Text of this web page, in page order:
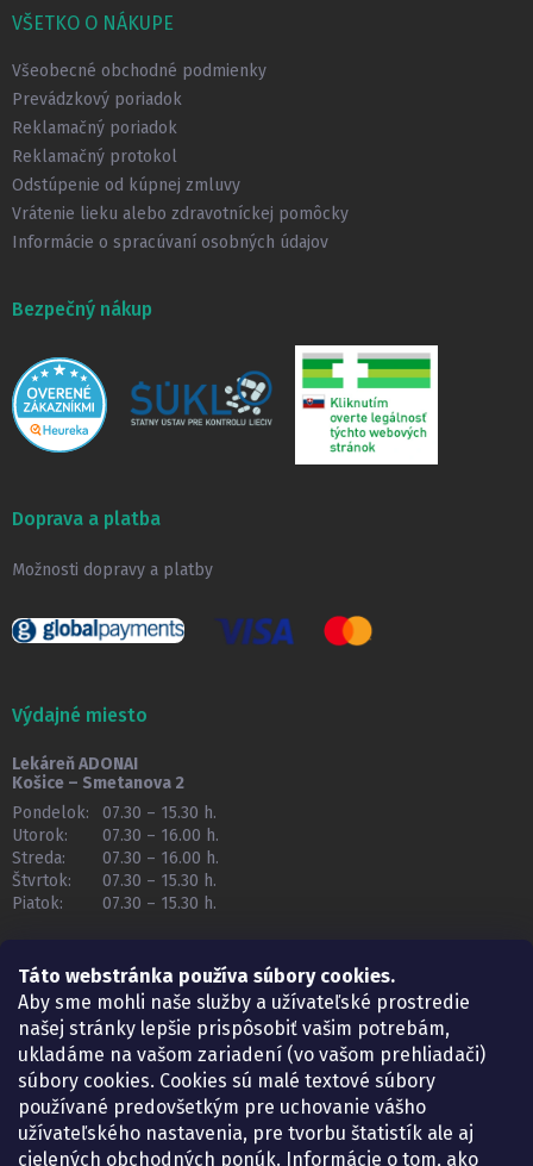
Táto webstránka používa súbory cookies.
Aby sme mohli naše služby a užívateľské prostredie
našej stránky lepšie prispôsobiť vašim potrebám,
ukladáme na vašom zariadení (vo vašom prehliadači)
súbory cookies. Cookies sú malé textové súbory
používané predovšetkým pre uchovanie vášho
užívateľského nastavenia, pre tvorbu štatistík ale aj
cielených obchodných ponúk. Informácie o tom, ako
pVŠETKO O NÁKUPE
Všeobecné obchodné podmienky
Prevádzkový poriadok
Reklamačný poriadok
Reklamačný protokol
Odstúpenie od kúpnej zmluvy
Vrátenie lieku alebo zdravotníckej pomôcky
Informácie o spracúvaní osobných údajov
Bezpečný nákup
Doprava a platba
Možnosti dopravy a platby
Výdajné miesto
Lekáreň ADONAI
Košice – Smetanova 2
Pondelok:
07.30 – 15.30 h.
Utorok:
07.30 – 16.00 h.
Streda:
07.30 – 16.00 h.
Štvrtok:
07.30 – 15.30 h.
Piatok:
07.30 – 15.30 h.
eshop@lekarenadonai.sk
+421 948 203 203
Nájdete nás na Facebooku.
lekarenadonai/